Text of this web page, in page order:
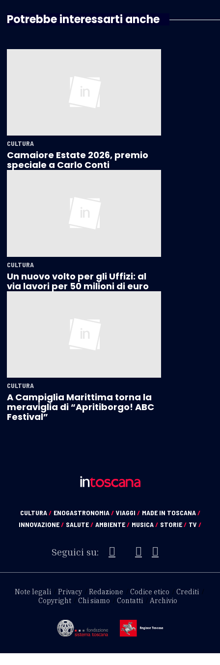
Potrebbe interessarti anche
CULTURA
Camaiore Estate 2026, premio
speciale a Carlo Conti
CULTURA
Un nuovo volto per gli Uffizi: al
via lavori per 50 milioni di euro
CULTURA
A Campiglia Marittima torna la
meraviglia di “Apritiborgo! ABC
Festival”
CULTURA/ ENOGASTRONOMIA/ VIAGGI / MADE IN TOSCANA/
INNOVAZIONE/ SALUTE/ AMBIENTE/ MUSICA/ STORIE/ TV /
Seguici su:
Note legali Privacy Redazione Codice etico
Crediti
Copyright
Chi siamo Contatti Archivio